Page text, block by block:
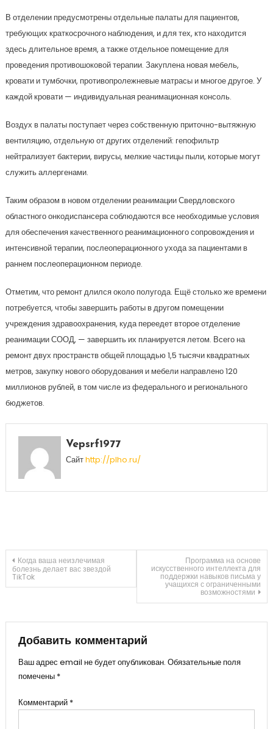
В отделении предусмотрены отдельные палаты для пациентов,
требующих краткосрочного наблюдения, и для тех, кто находится
здесь длительное время, а также отдельное помещение для
проведения противошоковой терапии. Закуплена новая мебель,
кровати и тумбочки, противопролежневые матрасы и многое другое. У
каждой кровати — индивидуальная реанимационная консоль.
Воздух в палаты поступает через собственную приточно-вытяжную
вентиляцию, отдельную от других отделений: гепофильтр
нейтрализует бактерии, вирусы, мелкие частицы пыли, которые могут
служить аллергенами.
Таким образом в новом отделении реанимации Свердловского
областного онкодиспансера соблюдаются все необходимые условия
для обеспечения качественного реанимационного сопровождения и
интенсивной терапии, послеоперационного ухода за пациентами в
раннем послеоперационном периоде.
Отметим, что ремонт длился около полугода. Ещё столько же времени
потребуется, чтобы завершить работы в другом помещении
учреждения здравоохранения, куда переедет второе отделение
реанимации СООД, — завершить их планируется летом. Всего на
ремонт двух пространств общей площадью 1,5 тысячи квадратных
метров, закупку нового оборудования и мебели направлено 120
миллионов рублей, в том числе из федерального и регионального
бюджетов.
Vepsrf1977
Сайтhttp://plho.ru/
Навигация
по
записям
Когда ваша неизлечимая
болезнь делает вас звездой
TikTok
Программа на основе
искусственного интеллекта для
поддержки навыков письма у
учащихся с ограниченными
возможностями
Добавить комментарий
Ваш адрес email не будет опубликован. Обязательные поля
помечены *
Комментарий *